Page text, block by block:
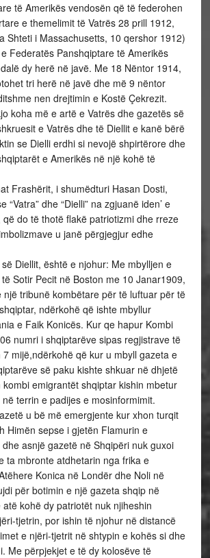
të Amerikës vendosën që të federohen
e themelimit të Vatrës 28 prill 1912,
Shteti i Massachusetts, 10 qershor 1912)
Federatës Panshqiptare të Amerikës
dy herë në javë. Me 18 Nëntor 1914,
tri herë në javë dhe më 9 nëntor
nen drejtimin e Kostë Çekrezit.
koha më e artë e Vatrës dhe gazetës së
e Vatrës dhe të Diellit e kanë bërë
se Dielli erdhi si nevojë shpirtërore dhe
e Amerikës në një kohë të
Frashërit, i shumëdturi Hasan Dosti,
“Vatra” dhe “Dielli” na zgjuanë iden’ e
do të thotë flakë patriotizmi dhe rreze
u janë përgjegjur edhe
Diellit, është e njohur: Me mbylljen e
të Sotir Pecit në Boston me 10 Janar1909,
një tribunë kombëtare për të luftuar për të
ndërkohë që ishte mbyllur
e Faik Konicës. Kur qe hapur Kombi
numri i shqiptarëve sipas regjistrave të
mijë,ndërkohë që kur u mbyll gazeta e
së paku kishte shkuar në dhjetë
kombi emigrantët shqiptar kishin mbetur
terrin e padijes e mosinformimit.
u bë më emergjente kur xhon turqit
Himën sepse i gjetën Flamurin e
asnjë gazetë në Shqipëri nuk guxoi
ta mbronte atdhetarin nga frika e
Konica në Londër dhe Noli në
për botimin e një gazeta shqip në
kohë dy patriotët nuk njiheshin
tjetrin, por ishin të njohur në distancë
e njëri-tjetrit në shtypin e kohës si dhe
Me përpjekjet e të dy kolosëve të